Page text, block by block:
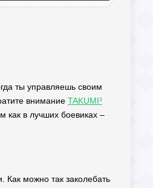
ты управляешь своим
внимание TAKUMI³
как в лучших боевиках –
Как можно так заколебать